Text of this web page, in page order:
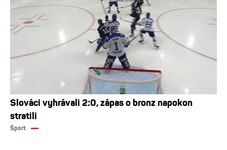
Slováci vyhrávali 2:0, zápas o bronz napokon
stratili
Šport